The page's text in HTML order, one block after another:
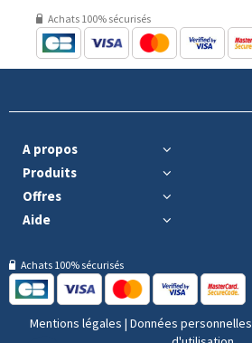
Achats 100% sécurisés
A propos
Produits
Offres
Aide
Achats 100% sécurisés
Mentions légales | Données personnelles